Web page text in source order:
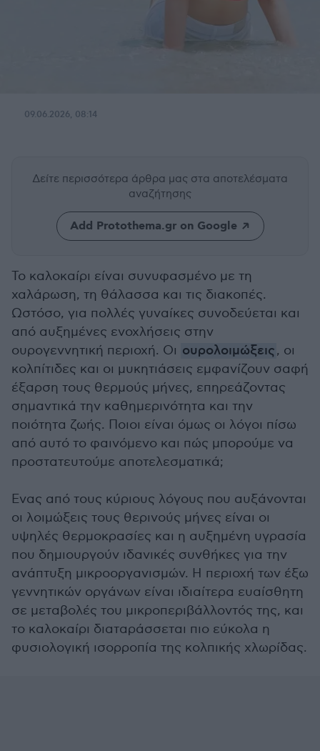
09.06.2026, 08:14
Δείτε περισσότερα άρθρα μας στα αποτελέσματα
αναζήτησης
Add Protothema.gr on Google
Το καλοκαίρι είναι συνυφασμένο με τη
χαλάρωση, τη θάλασσα και τις διακοπές.
Ωστόσο, για πολλές γυναίκες συνοδεύεται και
από αυξημένες ενοχλήσεις στην
ουρογεννητική περιοχή. Οι ουρολοιμώξεις, οι
κολπίτιδες και οι μυκητιάσεις εμφανίζουν σαφή
έξαρση τους θερμούς μήνες, επηρεάζοντας
σημαντικά την καθημερινότητα και την
ποιότητα ζωής. Ποιοι είναι όμως οι λόγοι πίσω
από αυτό το φαινόμενο και πώς μπορούμε να
προστατευτούμε αποτελεσματικά;
Ενας από τους κύριους λόγους που αυξάνονται
οι λοιμώξεις τους θερινούς μήνες είναι οι
υψηλές θερμοκρασίες και η αυξημένη υγρασία
που δημιουργούν ιδανικές συνθήκες για την
ανάπτυξη μικροοργανισμών. Η περιοχή των έξω
γεννητικών οργάνων είναι ιδιαίτερα ευαίσθητη
σε μεταβολές του μικροπεριβάλλοντός της, και
το καλοκαίρι διαταράσσεται πιο εύκολα η
φυσιολογική ισορροπία της κολπικής χλωρίδας.